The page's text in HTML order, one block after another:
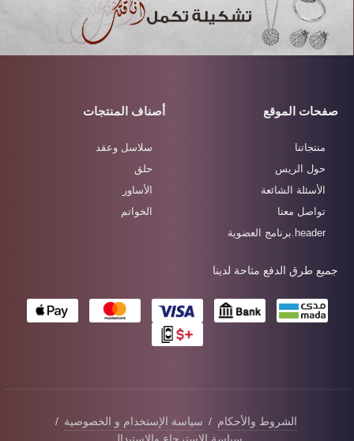
صفحات الموقع
منتجاتنا
حول الريس
الأسئلة الشائعة
تواصل معنا
header.برنامج العضوية
أصناف المنتجات
سلاسل وعقد
حلق
الأساور
الخواتم
جميع طرق الدفع متاحة لدينا
الشروط والأحكام/ سياسة الإستخدام و الخصوصية /